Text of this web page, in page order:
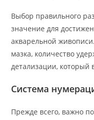
Выбор правильного
значение для
акварельной
мазка, количество
детализации, который
Система
Прежде всего, важно